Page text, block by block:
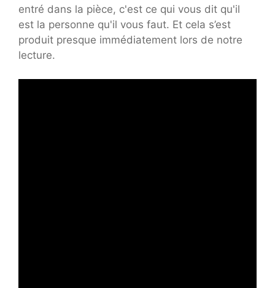
entré dans la pièce, c'est ce qui vous dit qu'il
est la personne qu'il vous faut. Et cela s’est
produit presque immédiatement lors de notre
lecture.